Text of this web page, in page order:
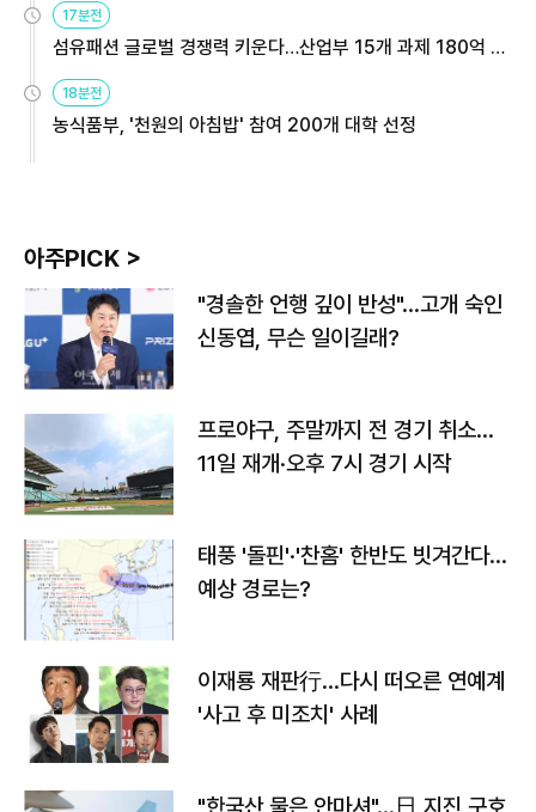
17분전
섬유패션 글로벌 경쟁력 키운다…산업부 15개 과제 180억 지
18분전
농식품부, '천원의 아침밥' 참여 200개 대학 선정
아주PICK >
"경솔한 언행 깊이 반성"…고개 숙인
신동엽, 무슨 일이길래?
프로야구, 주말까지 전 경기 취소…
11일 재개·오후 7시 경기 시작
태풍 '돌핀'·'찬홈' 한반도 빗겨간다…
예상 경로는?
이재룡 재판行…다시 떠오른 연예계
'사고 후 미조치' 사례
"한국산 물은 안마셔"…日 지진 구호